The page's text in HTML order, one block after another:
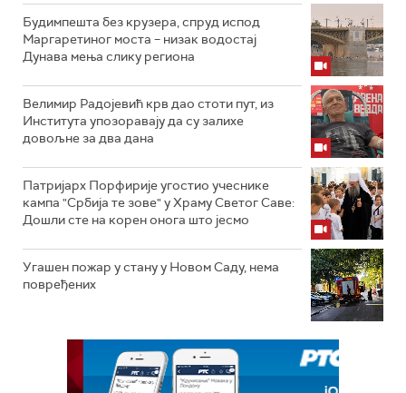
Будимпешта без крузера, спруд испод
Маргаретиног моста – низак водостај
Дунава мења слику региона
Велимир Радојевић крв дао стоти пут, из
Института упозоравају да су залихе
довољне за два дана
Патријарх Порфирије угостио учеснике
кампа "Србија те зове" у Храму Светог Саве:
Дошли сте на корен онога што јесмо
Угашен пожар у стану у Новом Саду, нема
повређених